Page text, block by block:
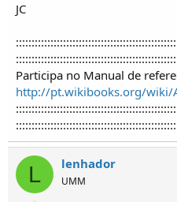
JC
Participa no Manual de
http://pt.wikibooks.org/wiki/
L lenhador
UMM